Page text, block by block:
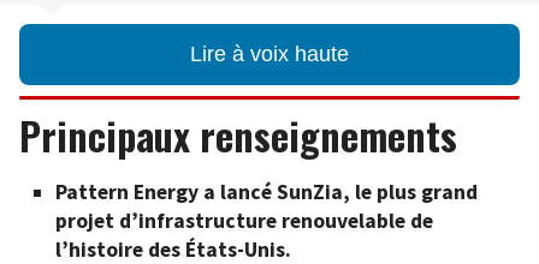
Lire à voix haute
Principaux renseignements
Pattern Energy a lancé SunZia, le plus grand
projet d’infrastructure renouvelable de
l’histoire des États-Unis.